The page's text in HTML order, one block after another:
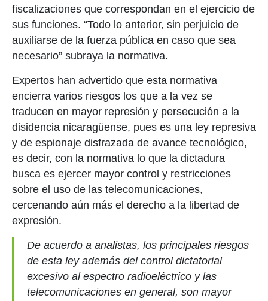
fiscalizaciones que correspondan en el ejercicio de
sus funciones. “Todo lo anterior, sin perjuicio de
auxiliarse de la fuerza pública en caso que sea
necesario” subraya la normativa.
Expertos han advertido que esta normativa
encierra varios riesgos los que a la vez se
traducen en mayor represión y persecución a la
disidencia nicaragüense, pues es una ley represiva
y de espionaje disfrazada de avance tecnológico,
es decir, con la normativa lo que la dictadura
busca es ejercer mayor control y restricciones
sobre el uso de las telecomunicaciones,
cercenando aún más el derecho a la libertad de
expresión.
De acuerdo a analistas, los principales riesgos
de esta ley además del control dictatorial
excesivo al espectro radioeléctrico y las
telecomunicaciones en general, son mayor